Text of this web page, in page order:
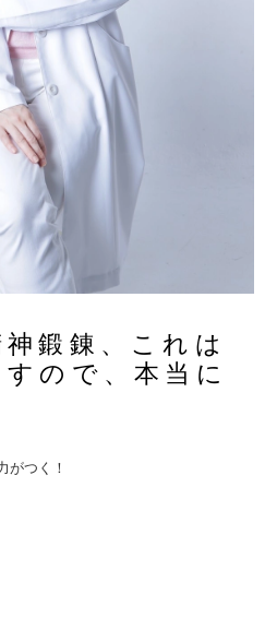
鍛錬、これは
ので、本当に
がつく！